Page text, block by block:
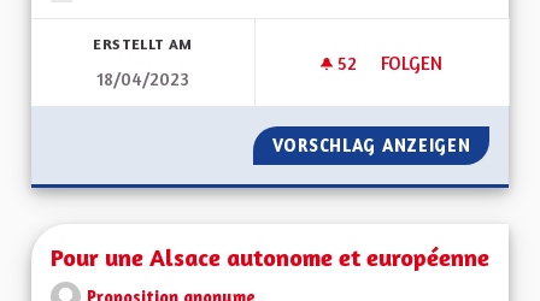
ERSTELLT AM
18/04/2023
52 52 FOLLOWER
FOLGEN
COURS D'ALSACIEN
VORSCHLAG ANZEIGEN
Pour une Alsace autonome et européenne